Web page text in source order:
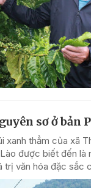
sơ ở bản
xanh thẳm của xã
được biết đến là
trị văn hóa đặc sắc